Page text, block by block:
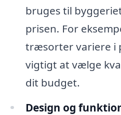
bruges til
prisen. For
træsorter variere i
vigtigt at vælge
dit budget.
Design og